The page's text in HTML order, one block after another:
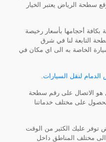
سطحة الرياض يعتبر الخيار
بكافة أحجامها بأسعار رخيصة
التابعة لنا في شرق
الخاصة به الى اي مكان في
لنقل السيارات.
هو الاتصال على رقم سطحة
على مختلف خدماتنا
عليك الكثير من الوقت
الى مختلف المناطق داخل